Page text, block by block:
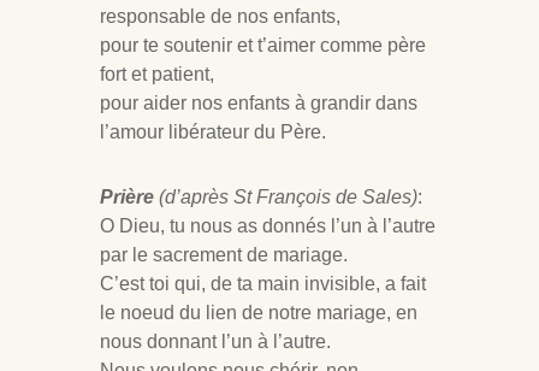
responsable de nos enfants,
pour te soutenir et t’aimer comme père
fort et patient,
pour aider nos enfants à grandir dans
l’amour libérateur du Père.
Prière (d’après St François de Sales):
O Dieu, tu nous as donnés l’un à l’autre
par le sacrement de mariage.
C’est toi qui, de ta main invisible, a fait
le noeud du lien de notre mariage, en
nous donnant l’un à l’autre.